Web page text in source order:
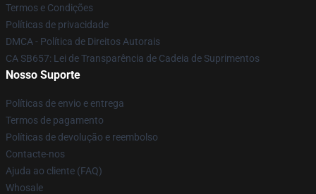
Termos e Condições
Políticas de privacidade
DMCA - Política de Direitos Autorais
CA SB657: Lei de Transparência de Cadeia de Suprimentos
Nosso Suporte
Políticas de envio e entrega
Termos de pagamento
Políticas de devolução e reembolso
Contacte-nos
Ajuda ao cliente (FAQ)
Whosale